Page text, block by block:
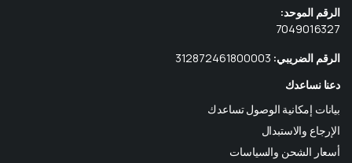
الرقم الموحد:
7049016327
الرقم الضريبي:
دعنا نساعدك
بيانات إمكانية الوصول تساعدك
الإرجاع والاستبدال
أسعار الشحن والسياسات